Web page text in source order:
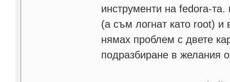
инструменти на fedora-
(а съм логнат като root)
нямах проблем с двете
подразбиране в желания